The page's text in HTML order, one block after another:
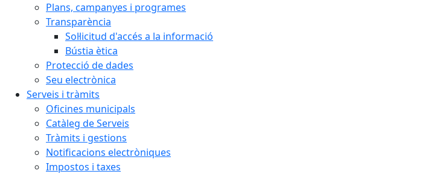
Plans, campanyes i programes
Transparència
Sol·licitud d'accés a la informació
Bústia ètica
Protecció de dades
Seu electrònica
Serveis i tràmits
Oficines municipals
Catàleg de Serveis
Tràmits i gestions
Notificacions electròniques
Impostos i taxes